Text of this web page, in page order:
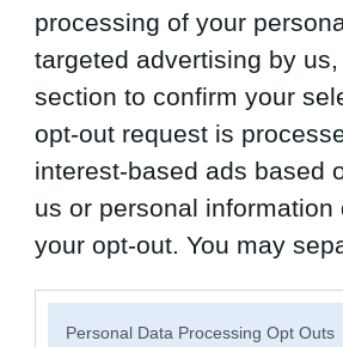
processing of your
targeted advertising by
section to confirm your
opt-out request is
interest-based ads based
us or personal
your opt-out. You may
Personal Data Processing Opt Outs